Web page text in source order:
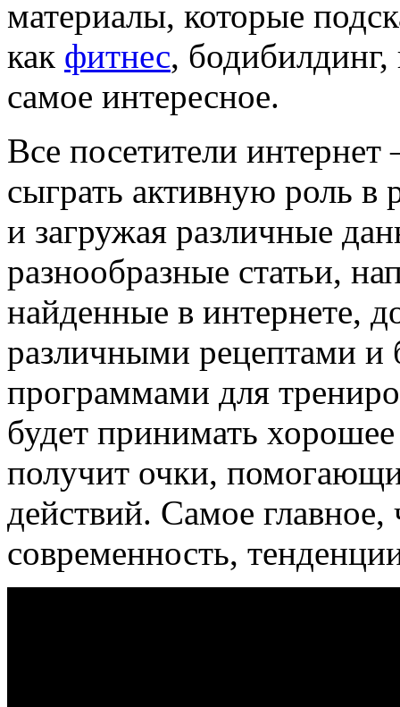
материалы, которые
как фитнес, бодибилдинг,
самое интересное.
Все посетители
сыграть активную роль в
и загружая различные
разнообразные статьи,
найденные в интернете,
различными рецептами и
программами для
будет принимать хорошее
получит очки,
действий. Самое главное,
современность,